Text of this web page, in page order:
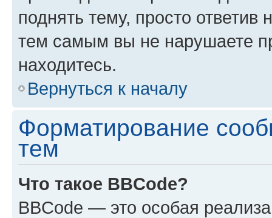
поднять тему, просто ответив
тем самым вы не нарушаете
находитесь.
Вернуться к началу
Форматирование
тем
Что такое BBCode?
BBCode — это особая